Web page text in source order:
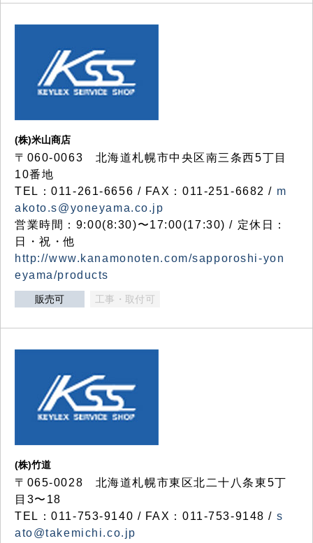
(株)米山商店
〒060-0063 北海道札幌市中央区南三条西5丁目
10番地
TEL：011-261-6656 / FAX：011-251-6682 / m
akoto.s@yoneyama.co.jp
営業時間：9:00(8:30)〜17:00(17:30) / 定休日：
日・祝・他
http://www.kanamonoten.com/sapporoshi-yon
eyama/products
販売可 工事・取付可
(株)竹道
〒065-0028 北海道札幌市東区北二十八条東5丁
目3〜18
TEL：011-753-9140 / FAX：011-753-9148 / s
ato@takemichi.co.jp